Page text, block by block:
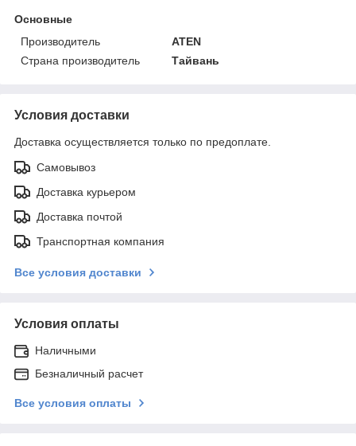
Основные
Производитель
ATEN
Страна производитель
Тайвань
Условия доставки
Доставка осуществляется только по предоплате.
Самовывоз
Доставка курьером
Доставка почтой
Транспортная компания
Все условия доставки
Условия оплаты
Наличными
Безналичный расчет
Все условия оплаты